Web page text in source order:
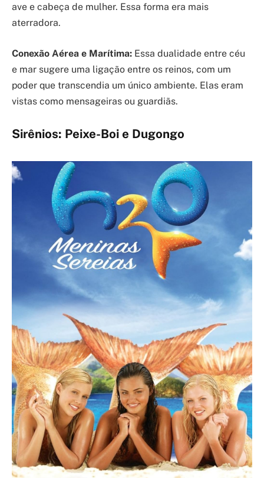
ave e cabeça de mulher. Essa forma era mais
aterradora.
Conexão Aérea e Marítima: Essa dualidade entre céu
e mar sugere uma ligação entre os reinos, com um
poder que transcendia um único ambiente. Elas eram
vistas como mensageiras ou guardiãs.
Sirênios: Peixe-Boi e Dugongo